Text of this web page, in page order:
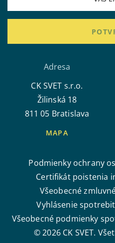
Adresa
CK SVET s.r.o.
Žilinská 18
811 05 Bratislava
MAPA
Podmienky ochrany
Certifikát poistenia
Všeobecné
Vyhlásenie
Všeobecné podmienky
© 2026 CK SVET.